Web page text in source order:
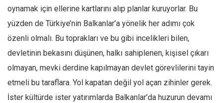
oynamak için ellerine kartlarını alıp planlar kuruyorlar. Bu
yüzden de Türkiye’nin Balkanlar’a yönelik her adımı çok
özenli olmalı. Bu toprakları ve bu gibi incelikleri bilen,
devletinin bekasını düşünen, halkı sahiplenen, kişisel çıkarı
olmayan, mevki derdine kapılmayan devlet görevlilerini tayin
etmeli bu taraflara. Yol kapatan değil yol açan zihinler gerek.
İster kültürde ister yatırımlarda Balkanlar’da huzurun devamı